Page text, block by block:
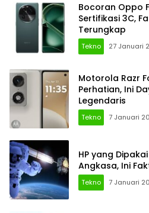
Bocoran Oppo
Sertifikasi 3C,
Terungkap
Tekno 27 Januari
Motorola Razr
Perhatian, Ini
Legendaris
Tekno 7 Januari
HP yang
Angkasa, Ini
Tekno 7 Januari